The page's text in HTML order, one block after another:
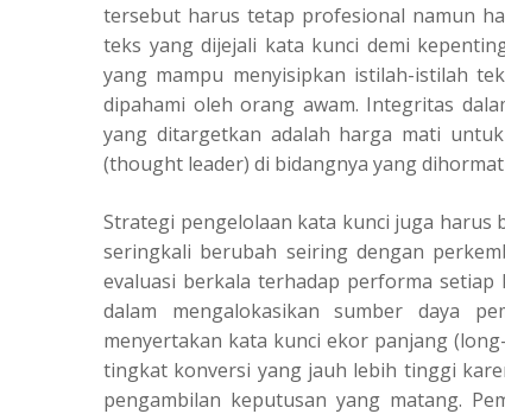
tersebut harus tetap profesional namun
teks yang dijejali kata kunci demi
yang mampu menyisipkan istilah-istilah
dipahami oleh orang awam. Integritas
yang ditargetkan adalah harga mati
(thought leader) di bidangnya yang
Strategi pengelolaan kata kunci juga harus
seringkali berubah seiring dengan
evaluasi berkala terhadap performa
dalam mengalokasikan sumber daya
menyertakan kata kunci ekor panjang
tingkat konversi yang jauh lebih tinggi
pengambilan keputusan yang matang.